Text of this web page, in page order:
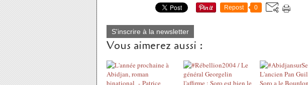
Repost 0
S'inscrire à la newsletter
Vous aimerez aussi :